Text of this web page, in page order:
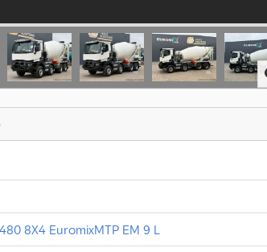
8X4 EuromixMTP EM 9 L